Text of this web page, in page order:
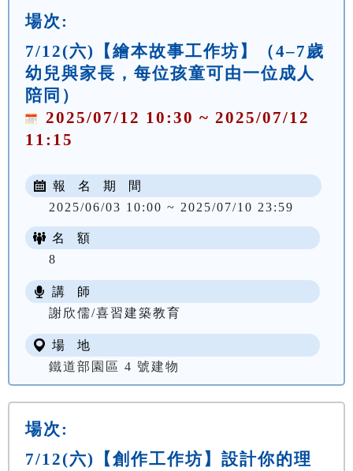
場次:
7/12(六)【繪本故事工作坊】（4–7歲
幼兒與家長，每位孩童可由一位成人
陪同）
2025/07/12 10:30 ~ 2025/07/12
11:15
報 名 期 間
2025/06/03 10:00 ~ 2025/07/10 23:59
名 額
8
講 師
謝欣儒/喜習建築教育
場 地
鐵道部園區 4 號建物
場次:
7/12(六)【創作工作坊】設計你的理